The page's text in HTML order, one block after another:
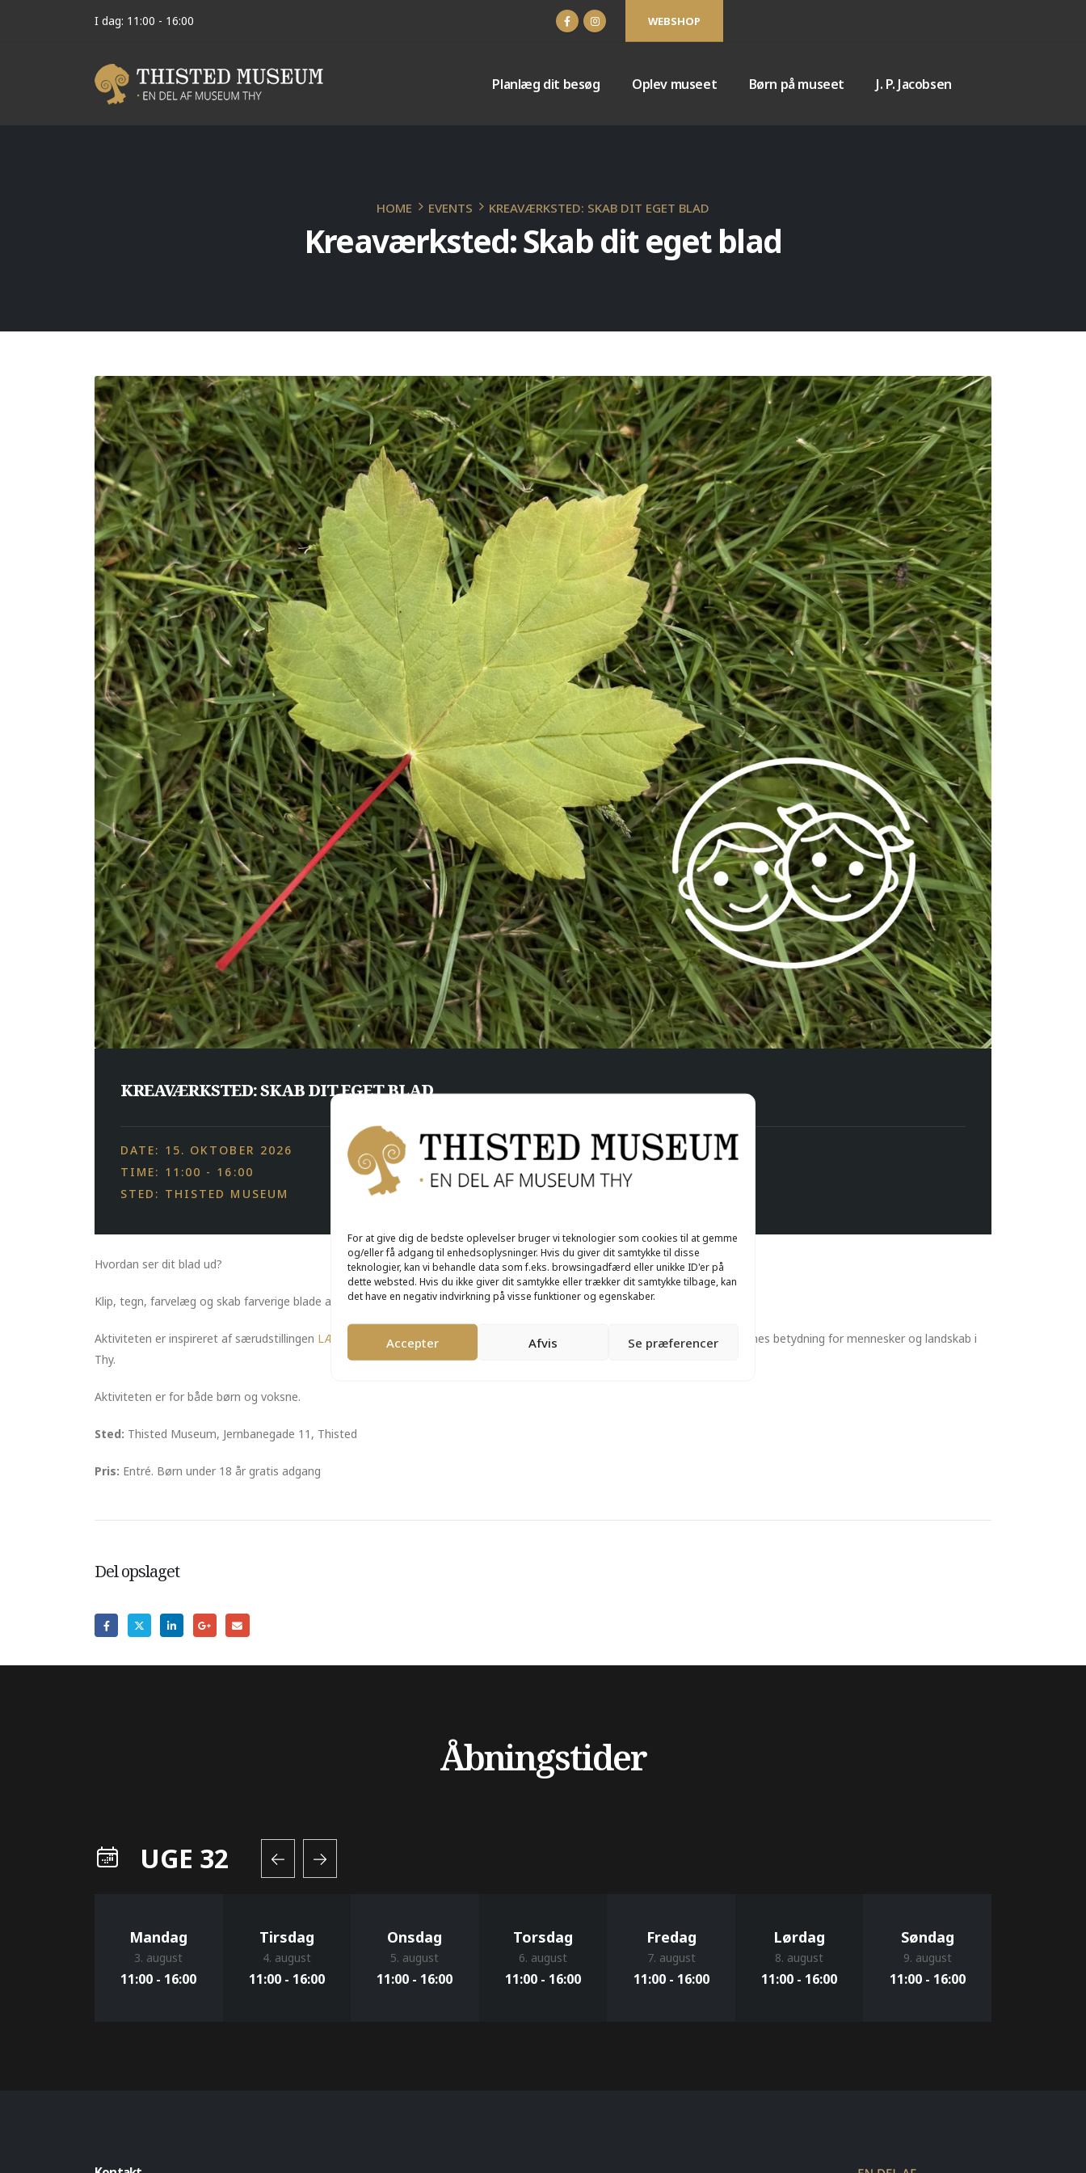
For at give dig de bedste oplevelser bruger vi teknologier som cookies til at gemme
og/eller få adgang til enhedsoplysninger. Hvis du giver dit samtykke til disse
teknologier, kan vi behandle data som f.eks. browsingadfærd eller unikke ID'er på
dette websted. Hvis du ikke giver dit samtykke eller trækker dit samtykke tilbage, kan
det have en negativ indvirkning på visse funktioner og egenskaber.
Accepter Afvis Se præferencer
I dag: 11:00 - 16:00 WEBSHOP
Planlæg dit besøg Oplev museet Børn på museet J. P. Jacobsen
HOME EVENTS KREAVÆRKSTED: SKAB DIT EGET BLAD
Kreaværksted: Skab dit eget blad
KREAVÆRKSTED: SKAB DIT EGET BLAD
DATE: 15. OKTOBER 2026
TIME: 11:00 - 16:00
STED: THISTED MUSEUM
Hvordan ser dit blad ud?
Klip, tegn, farvelæg og skab farverige blade af forskelligt materiale, og hæng dem på vores fælles museums-træ.
Aktiviteten er inspireret af særudstillingen LÆ – træernes Thypå Thisted Museum, hvor du kan opleve fortællinger om træernes betydning for mennesker og landskab i
Thy.
Aktiviteten er for både børn og voksne.
Sted: Thisted Museum, Jernbanegade 11, Thisted
Pris: Entré. Børn under 18 år gratis adgang
Del opslaget
Åbningstider
UGE 32
Mandag
3. august
11:00 - 16:00
Tirsdag
4. august
11:00 - 16:00
Onsdag
5. august
11:00 - 16:00
Torsdag
6. august
11:00 - 16:00
Fredag
7. august
11:00 - 16:00
Lørdag
8. august
11:00 - 16:00
Søndag
9. august
11:00 - 16:00